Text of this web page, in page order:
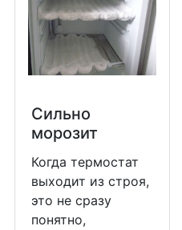
Сильно
морозит
Когда термостат
выходит из строя,
это не сразу
понятно,